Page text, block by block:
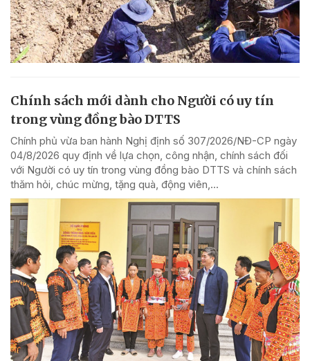
Chính sách mới dành cho Người có uy tín
trong vùng đồng bào DTTS
Chính phủ vừa ban hành Nghị định số 307/2026/NĐ-CP ngày
04/8/2026 quy định về lựa chọn, công nhận, chính sách đối
với Người có uy tín trong vùng đồng bào DTTS và chính sách
thăm hỏi, chúc mừng, tặng quà, động viên,...